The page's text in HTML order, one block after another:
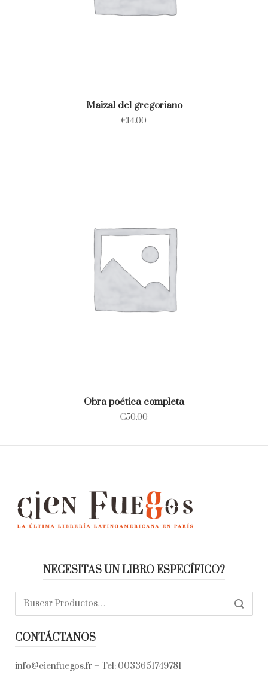
Maizal del gregoriano
€14.00
Obra poética completa
€50.00
NECESITAS UN LIBRO ESPECÍFICO?
Buscar:
CONTÁCTANOS
info@cienfuegos.fr – Tel: 0033651749781